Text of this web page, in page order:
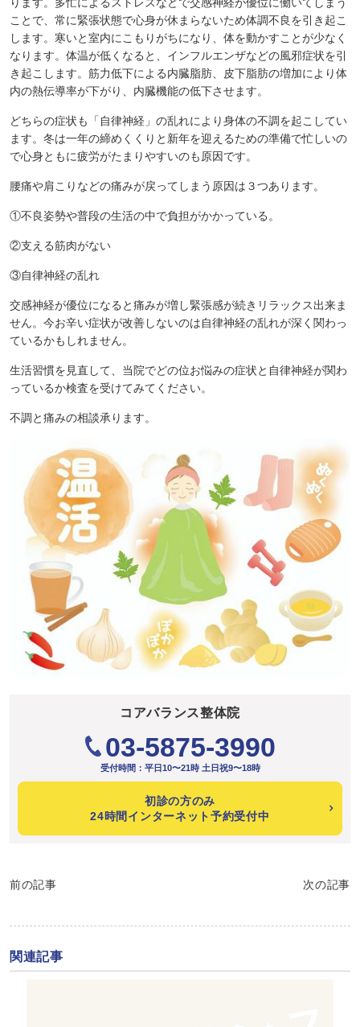
ことで、常に緊張状態で心身が休まらないため体調不良を引き起こ
します。寒いと室内にこもりがちになり、体を動かすことが少なく
なります。体温が低くなると、インフルエンザなどの風邪症状を引
き起こします。筋力低下による内臓脂肪、皮下脂肪の増加により体
内の熱伝導率が下がり、内臓機能の低下させます。
どちらの症状も「自律神経」の乱れにより身体の不調を起こしてい
ます。冬は一年の締めくくりと新年を迎えるための準備で忙しいの
で心身ともに疲労がたまりやすいのも原因です。
腰痛や肩こりなどの痛みが戻ってしまう原因は３つあります。
①不良姿勢や普段の生活の中で負担がかかっている。
②支える筋肉がない
③自律神経の乱れ
交感神経が優位になると痛みが増し緊張感が続きリラックス出来ま
せん。今お辛い症状が改善しないのは自律神経の乱れが深く関わっ
ているかもしれません。
生活習慣を見直して、当院でどの位お悩みの症状と自律神経が関わ
っているか検査を受けてみてください。
不調と痛みの相談承ります。
コアバランス整体院
03-5875-3990
受付時間：平日10〜21時 土日祝9〜18時
初診の方のみ
24時間インターネット予約受付中
前の記事 次の記事
関連記事